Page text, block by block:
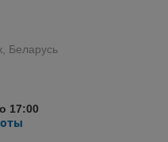
Беларусь
17:00